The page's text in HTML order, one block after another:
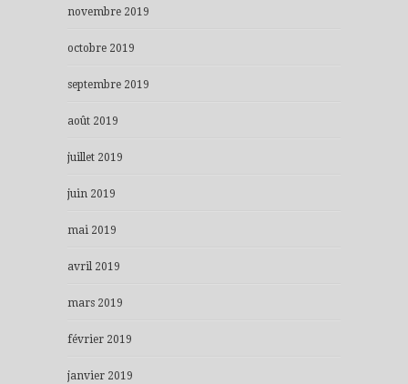
novembre 2019
octobre 2019
septembre 2019
août 2019
juillet 2019
juin 2019
mai 2019
avril 2019
mars 2019
février 2019
janvier 2019